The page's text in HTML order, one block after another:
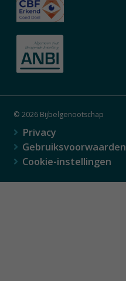
© 2026 Bijbelgenootschap
Privacy
Gebruiksvoorwaarden
Cookie-instellingen